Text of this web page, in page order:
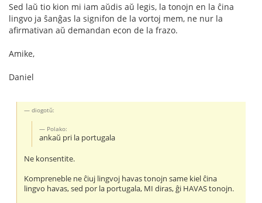
Sed laŭ tio kion mi iam aŭdis aŭ legis, la tonojn en la ĉina
lingvo ja ŝanĝas la signifon de la vortoj mem, ne nur la
afirmativan aŭ demandan econ de la frazo.
Amike,
Daniel
diogotŭ:
Polako:
ankaŭ pri la portugala
Ne konsentite.
Kompreneble ne ĉiuj lingvoj havas tonojn same kiel ĉina
lingvo havas, sed por la portugala, MI diras, ĝi HAVAS tonojn.